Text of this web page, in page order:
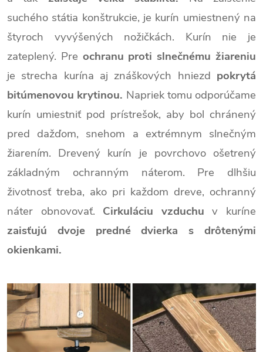
suchého státia konštrukcie, je kurín umiestnený na
štyroch vyvýšených nožičkách. Kurín nie je
zateplený. Pre ochranu proti slnečnému žiareniu
je strecha kurína aj znáškových hniezd pokrytá
bitúmenovou krytinou. Napriek tomu odporúčame
kurín umiestniť pod prístrešok, aby bol chránený
pred dažďom, snehom a extrémnym slnečným
žiarením. Drevený kurín je povrchovo ošetrený
základným ochranným náterom. Pre dlhšiu
životnosť treba, ako pri každom dreve, ochranný
náter obnovovať. Cirkuláciu vzduchu v kuríne
zaisťujú dvoje predné dvierka s drôtenými
okienkami.